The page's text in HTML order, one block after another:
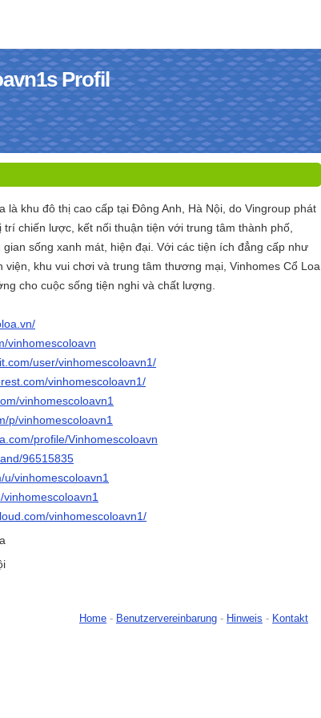
Profil
là khu đô thị cao cấp tại Đông Anh, Hà Nội, do Vingroup phát
trí chiến lược, kết nối thuận tiện với trung tâm thành phố,
gian sống xanh mát, hiện đại. Với các tiện ích đẳng cấp như
viện, khu vui chơi và trung tâm thương mại, Vinhomes Cổ Loa
cho cuộc sống tiện nghi và chất lượng.
vinhomescoloavn
user/vinhomescoloavn1/
vinhomescoloavn1/
vinhomescoloavn1
p/vinhomescoloavn1
profile/Vinhomescoloavn
96515835
u/vinhomescoloavn1
vinhomescoloavn1
vinhomescoloavn1/
Home - Benutzervereinbarung - Hinweis - Kontakt